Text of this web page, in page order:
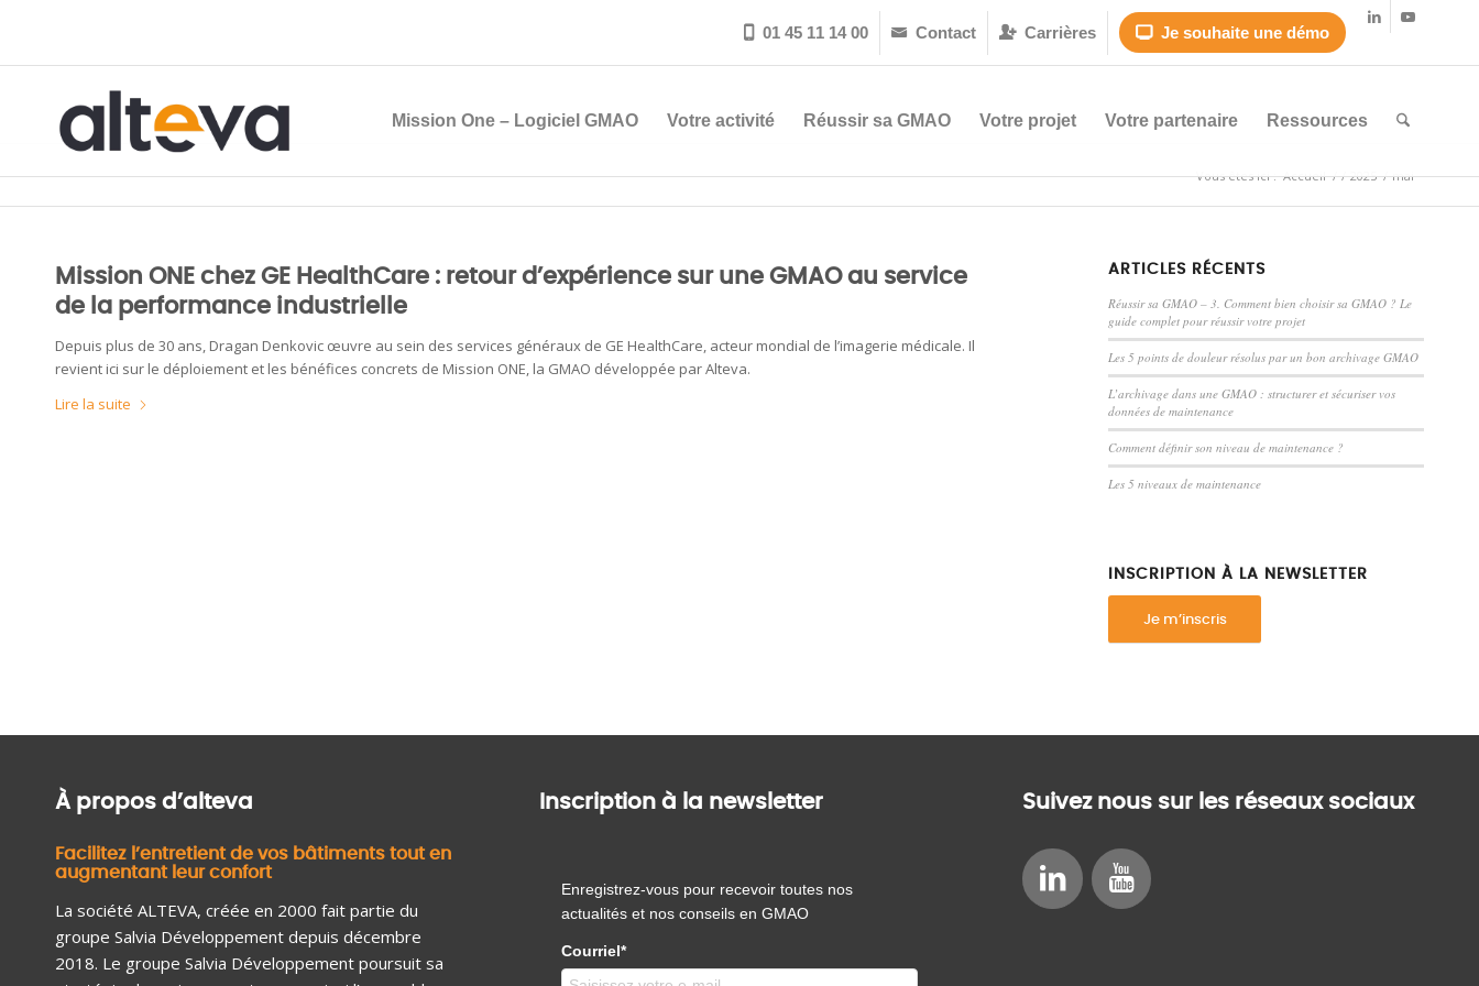
 01 45 11 14 00  Contact Carrières Je souhaite une démo
Mission One – Logiciel GMAO Votre activité Réussir sa GMAO Votre projet Votre partenaire Ressources
Archive pour le mois : mai, 2025 Vous êtes ici : Accueil / / 2025 / mai
Mission ONE chez GE HealthCare : retour d’expérience sur une GMAO au service
de la performance industrielle
Depuis plus de 30 ans, Dragan Denkovic œuvre au sein des services généraux de GE HealthCare, acteur mondial de l’imagerie médicale. Il
revient ici sur le déploiement et les bénéfices concrets de Mission ONE, la GMAO développée par Alteva.
Lire la suite
ARTICLES RÉCENTS
Réussir sa GMAO – 3. Comment bien choisir sa GMAO ? Le
guide complet pour réussir votre projet
Les 5 points de douleur résolus par un bon archivage GMAO
L’archivage dans une GMAO : structurer et sécuriser vos
données de maintenance
Comment définir son niveau de maintenance ?
Les 5 niveaux de maintenance
INSCRIPTION À LA NEWSLETTER
Je m’inscris
À propos d’alteva
Facilitez l’entretient de vos bâtiments tout en
augmentant leur confort
La société ALTEVA, créée en 2000 fait partie du
groupe Salvia Développement depuis décembre
2018. Le groupe Salvia Développement poursuit sa
Inscription à la newsletter
Enregistrez-vous pour recevoir toutes nos
actualités et nos conseils en GMAO
Courriel*
Suivez nous sur les réseaux sociaux